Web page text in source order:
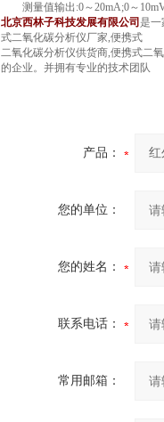
测量值输出:0～20mA;0～
北京西林子科技发展有限公司 是一
式二氧化碳分析仪厂家,便携式
二氧化碳分析仪供货商,便携式二
的企业。并拥有专业的技术团队
产品：
您的单位：
您的姓名：
联系电话：
常用邮箱：